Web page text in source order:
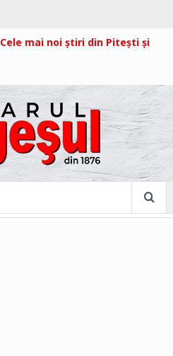
Cele mai noi știri din Pitești și